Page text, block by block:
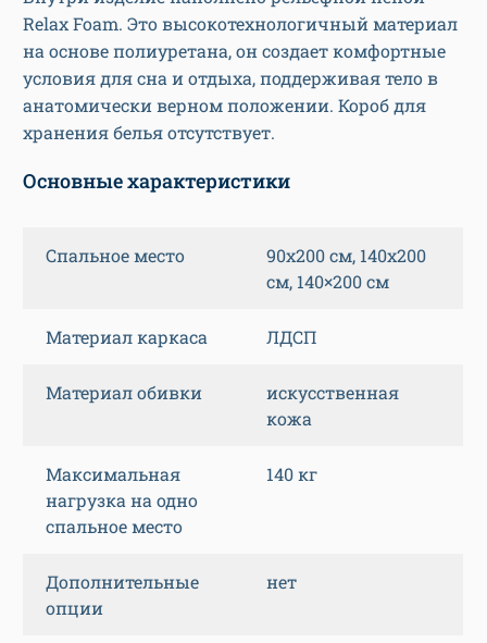
Relax Foam. Это высокотехнологичный материал
на основе полиуретана, он создает комфортные
условия для сна и отдыха, поддерживая тело в
анатомически верном положении. Короб для
хранения белья отсутствует.
Основные характеристики
Спальное место
90х200 см, 140х200
см, 140×200 см
Материал каркаса ЛДСП
Материал обивки
искусственная
кожа
Максимальная
нагрузка на одно
спальное место
140 кг
Дополнительные
опции
нет